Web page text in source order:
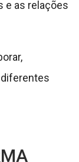
e as relações